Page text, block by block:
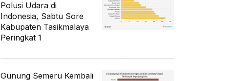
Polusi Udara di
Indonesia, Sabtu Sore
Kabupaten Tasikmalaya
Peringkat 1
Gunung Semeru Kembali